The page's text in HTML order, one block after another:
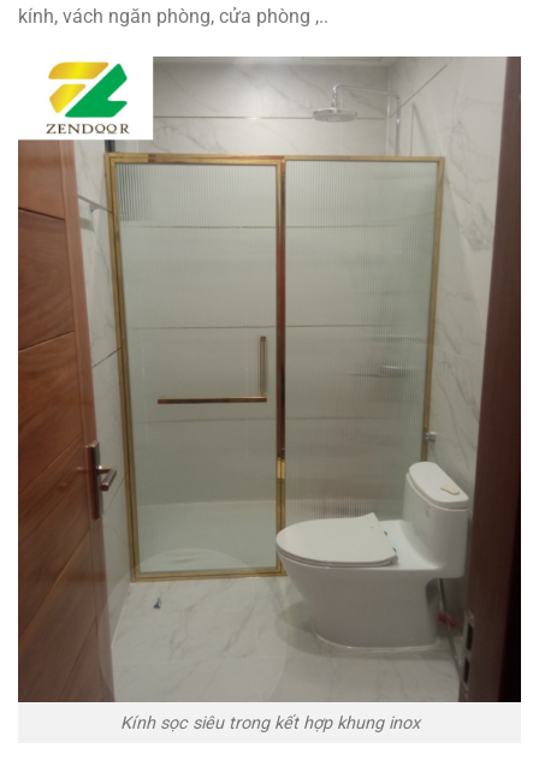
kính, vách ngăn phòng, cửa phòng ,..
Kính sọc siêu trong kết hợp khung inox